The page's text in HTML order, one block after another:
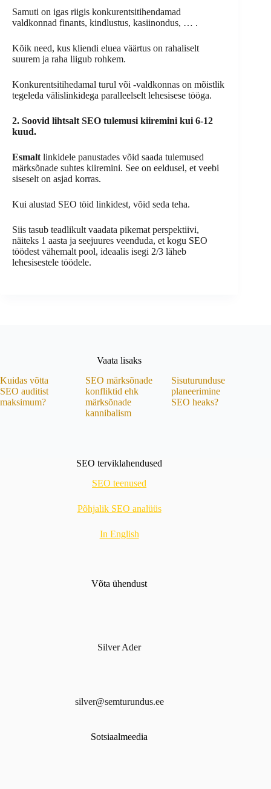
Samuti on igas riigis konkurentsitihendamad
valdkonnad finants, kindlustus, kasiinondus, … .
Kõik need, kus kliendi eluea väärtus on rahaliselt
suurem ja raha liigub rohkem.
Konkurentsitihedamal turul või -valdkonnas on mõistlik
tegeleda välislinkidega paralleelselt lehesisese tööga.
2. Soovid lihtsalt SEO tulemusi kiiremini kui 6-12
kuud.
Esmalt linkidele panustades võid saada tulemused
märksõnade suhtes kiiremini. See on eeldusel, et veebi
siseselt on asjad korras.
Kui alustad SEO töid linkidest, võid seda teha.
Siis tasub teadlikult vaadata pikemat perspektiivi,
näiteks 1 aasta ja seejuures veenduda, et kogu SEO
töödest vähemalt pool, ideaalis isegi 2/3 läheb
lehesisestele töödele.
Vaata lisaks
Kuidas võtta
SEO auditist
maksimum?
SEO märksõnade
konfliktid ehk
märksõnade
kannibalism
Sisuturunduse
planeerimine
SEO heaks?
SEO terviklahendused
SEO teenused
Põhjalik SEO analüüs
In English
Võta ühendust
Silver Ader
silver@semturundus.ee
Sotsiaalmeedia